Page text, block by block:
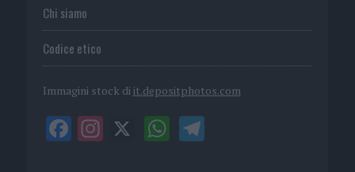
Chi siamo
Codice etico
Immagini stock di it.depositphotos.com